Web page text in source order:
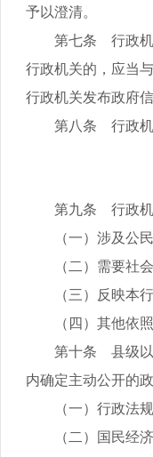
予以澄清。
第七条 行政机
行政机关的，应当
行政机关发布政府
第八条 行政机
第九条 行政机
（一）涉及公
（二）需要社
（三）反映本
（四）其他依
第十条 县级以
内确定主动公开的
（一）行政法
（二）国民经